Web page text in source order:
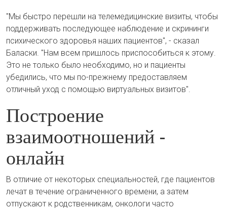
"Мы быстро перешли на телемедицинские визиты, чтобы
поддерживать последующее наблюдение и скрининги
психического здоровья наших пациентов", - сказал
Баласки. "Нам всем пришлось приспособиться к этому.
Это не только было необходимо, но и пациенты
убедились, что мы по-прежнему предоставляем
отличный уход с помощью виртуальных визитов".
Построение
взаимоотношений -
онлайн
В отличие от некоторых специальностей, где пациентов
лечат в течение ограниченного времени, а затем
отпускают к родственникам, онкологи часто